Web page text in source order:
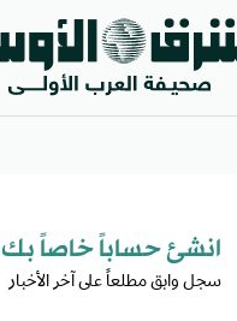
انشئ حساباً خاصاً بك​
سجل وابق مطلعاً على آخر الأخبار ​